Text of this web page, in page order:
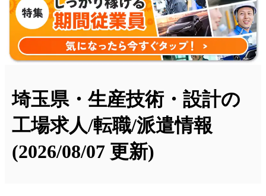
埼玉県・生産技術・設計の
工場求人/転職/派遣情報
(2026/08/07 更新)